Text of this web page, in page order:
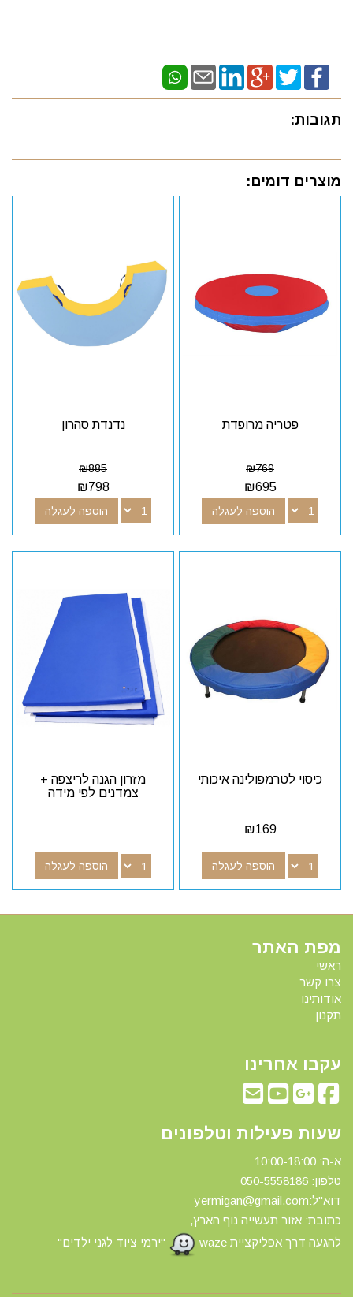
תגובות:
מוצרים דומים:
פטריה מרופדת
₪769
₪695
הוספה לעגלה
נדנדת סהרון
₪885
₪798
הוספה לעגלה
כיסוי לטרמפולינה איכותי
₪169
הוספה לעגלה
מזרון הגנה לריצפה +
צמדנים לפי מידה
הוספה לעגלה
מפת האתר
ראשי
צרו קשר
אודותינו
תקנון
עקבו אחרינו
שעות פעילות וטלפונים
א-ה: 10:00-18:00
טלפון: 0 50-5558186
דוא"ל:yermigan@gmail.com
כתובת: אזור תעשייה נוף הארץ,
להגעה דרך אפליקציית waze
"ירמי ציוד לגני ילדים"